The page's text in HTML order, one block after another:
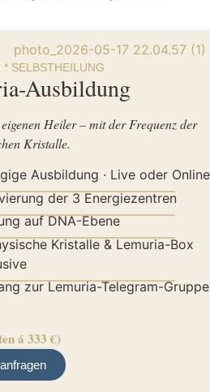
* SELBSTHEILUNG
Ausbildung
Heiler – mit der Frequenz der
Kristalle.
Ausbildung · Live oder Online
der 3 Energiezentren
auf DNA-Ebene
Kristalle & Lemuria-Box
zur Lemuria-Telegram-Gruppe
á 333 €)